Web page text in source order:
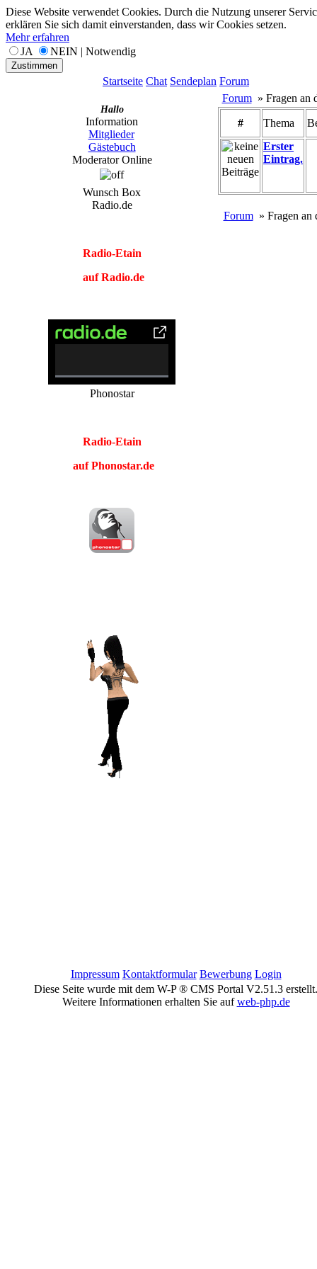
Diese Website verwendet Cookies. Durch die Nutzung unserer
erklären Sie sich damit einverstanden, dass wir Cookies setzen.
Mehr erfahren
JA
NEIN | Notwendig
Zustimmen
Startseite Chat Sendeplan Forum
Hallo
Information
Mitglieder
Gästebuch
Moderator Online
Wunsch Box
Radio.de
Radio-Etain
auf Radio.de
0%
CompletePhonostar
Radio-Etain
auf Phonostar.de
Forum» Fragen an
# Thema
Erster
Eintrag.
Forum» Fragen an
Impressum Kontaktformular Bewerbung Login
Diese Seite wurde mit dem W-P ® CMS Portal V2.51.3 erstellt.
Weitere Informationen erhalten Sie aufweb-php.de